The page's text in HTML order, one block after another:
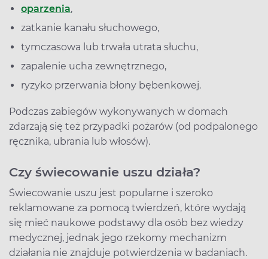
oparzenia,
zatkanie kanału słuchowego,
tymczasowa lub trwała utrata słuchu,
zapalenie ucha zewnętrznego,
ryzyko przerwania błony bębenkowej.
Podczas zabiegów wykonywanych w domach
zdarzają się też przypadki pożarów (od podpalonego
ręcznika, ubrania lub włosów).
Czy świecowanie uszu działa?
Świecowanie uszu jest popularne i szeroko
reklamowane za pomocą twierdzeń, które wydają
się mieć naukowe podstawy dla osób bez wiedzy
medycznej, jednak jego rzekomy mechanizm
działania nie znajduje potwierdzenia w badaniach.